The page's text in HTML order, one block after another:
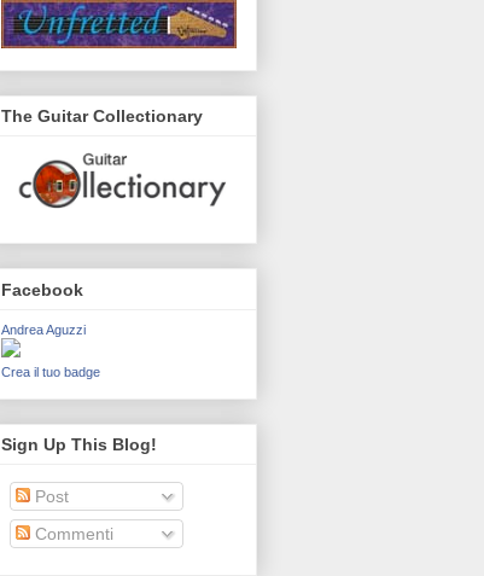
The Guitar Collectionary
Facebook
Andrea Aguzzi
Crea il tuo badge
Sign Up This Blog!
Post
Commenti